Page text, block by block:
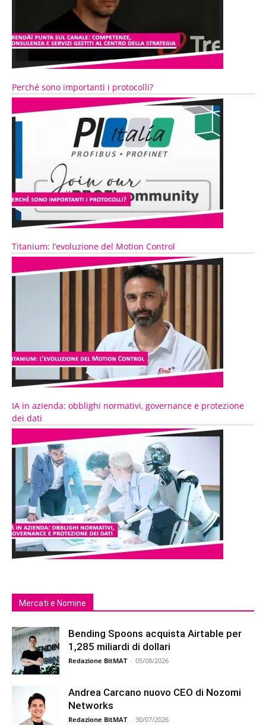
Perché sono importanti i protocolli?
Titanium: l’evoluzione del Motion Control
IA in azienda: obblighi normativi, governance e protezione
dei dati
Mercati e Nomine
Bending Spoons acquista Airtable per
1,285 miliardi di dollari
Redazione BitMAT - 05/08/2026
Andrea Carcano nuovo CEO di Nozomi
Networks
Redazione BitMAT - 30/07/2026